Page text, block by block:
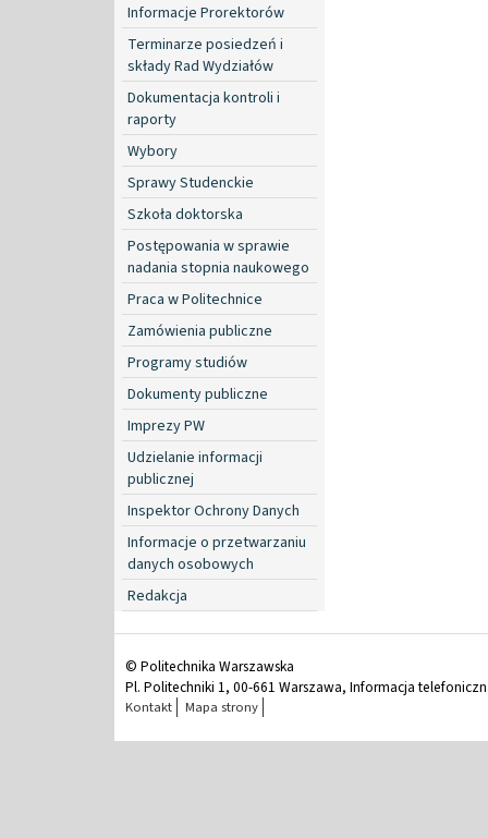
Informacje Prorektorów
Terminarze posiedzeń i
składy Rad Wydziałów
Dokumentacja kontroli i
raporty
Wybory
Sprawy Studenckie
Szkoła doktorska
Postępowania w sprawie
nadania stopnia naukowego
Praca w Politechnice
Zamówienia publiczne
Programy studiów
Dokumenty publiczne
Imprezy PW
Udzielanie informacji
publicznej
Inspektor Ochrony Danych
Informacje o przetwarzaniu
danych osobowych
Redakcja
© Politechnika Warszawska
Pl. Politechniki 1, 00-661 Warszawa, Informacja
Kontakt Mapa strony